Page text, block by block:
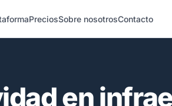
PreciosSobre nosotrosContacto
en